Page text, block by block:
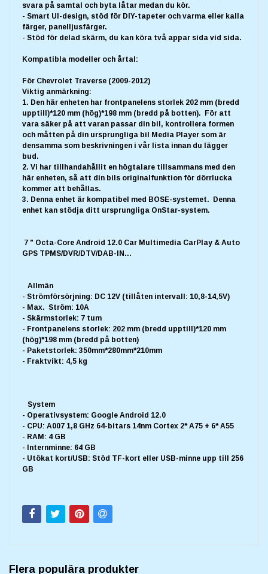
svara på samtal och byta låtar medan du kör.
- Smart UI-design, stöd för DIY-tapeter och varma eller kalla
färger, panelljusfärger.
- Stöd för delad skärm, du kan köra två appar sida vid sida.
Kompatibla modeller och årtal:
För Chevrolet Traverse (2009-2012)
Viktig anmärkning:
1. Den här enheten har frontpanelens storlek 202 mm (bredd
upptill)*120 mm (hög)*198 mm (bredd på botten). För att
vara säker på att varan passar din bil, kontrollera formen
och måtten på din ursprungliga bil Media Player som är
densamma som beskrivningen i vår lista innan du lägger
bud.
2. Vi har tillhandahållit en högtalare tillsammans med den
här enheten, så att din bils originalfunktion för dörrlucka
kommer att behållas.
3. Denna enhet är kompatibel med BOSE-systemet. Denna
enhet kan stödja ditt ursprungliga OnStar-system.
7 " Octa-Core Android 12.0 Car Multimedia CarPlay & Auto
GPS TPMS/DVR/DTV/DAB-IN...
Allmän
- Strömförsörjning: DC 12V (tillåten intervall: 10,8-14,5V)
- Max. Ström: 10A
- Skärmstorlek: 7 tum
- Frontpanelens storlek: 202 mm (bredd upptill)*120 mm
(hög)*198 mm (bredd på botten)
- Paketstorlek: 350mm*280mm*210mm
- Fraktvikt: 4,5 kg
System
- Operativsystem: Google Android 12.0
- CPU: A007 1,8 GHz 64-bitars 14nm Cortex 2* A75 + 6* A55
- RAM: 4 GB
- Internminne: 64 GB
- Utökat kort/USB: Stöd TF-kort eller USB-minne upp till 256
GB
Flera populära produkter